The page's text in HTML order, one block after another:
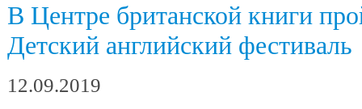
В Центре британской книги
Детский английский фестиваль
12.09.2019